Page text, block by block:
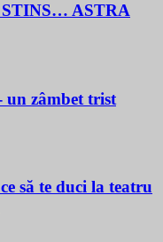
ASTRA
un zâmbet trist
să te duci la teatru